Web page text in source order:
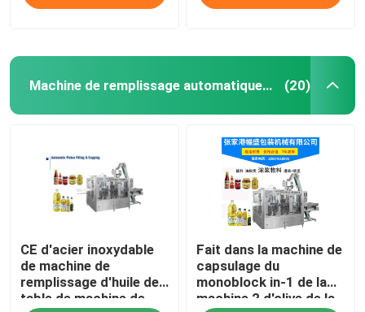
Machine de remplissage automatique d'huile (20)
CE d'acier inoxydable
de machine de
remplissage d'huile de
table de machine de
Fait dans la machine de
capsulage du
monoblock in-1 de la
machine 2 d'olive de la